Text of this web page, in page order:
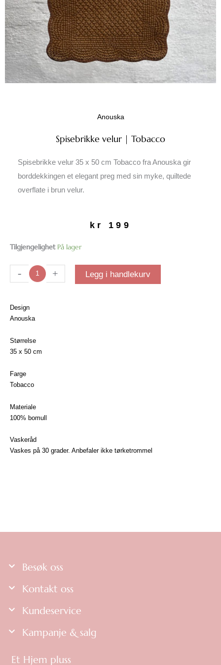
Anouska
Spisebrikke velur | Tobacco
Spisebrikke velur 35 x 50 cm Tobacco fra Anouska gir
borddekkingen et elegant preg med sin myke, quiltede
overflate i brun velur.
kr 199
Tilgjengelighet På lager
-
Spisebrikke
Tobacco
+ Legg i handlekurv
Design
Anouska
Størrelse
35 x 50 cm
Farge
Tobacco
Materiale
100% bomull
Vaskeråd
Vaskes på 30 grader. Anbefaler ikke tørketrommel
Besøk oss
Kontakt oss
Kundeservice
Kampanje & salg
Et Hjem pluss